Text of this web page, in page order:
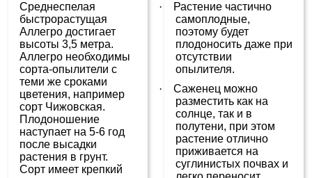
Среднеспелая
быстрорастущая
Аллегро достигает
высоты 3,5 метра.
Аллегро необходимы
сорта-опылители с
теми же сроками
цветения, например
сорт Чижовская.
Плодоношение
наступает на 5-6 год
после высадки
растения в грунт.
Сорт имеет крепкий
·
Растение частично
самоплодные,
поэтому будет
плодоносить даже при
отсутствии
опылителя.
·
Саженец можно
разместить как на
солнце, так и в
полутени, при этом
растение отлично
приживается на
суглинистых почвах и